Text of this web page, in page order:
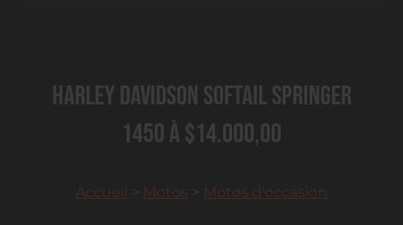
Harley Davidson Softail Springer
1450 à $14.000,00
Accueil > Motos > Motos d'occasion